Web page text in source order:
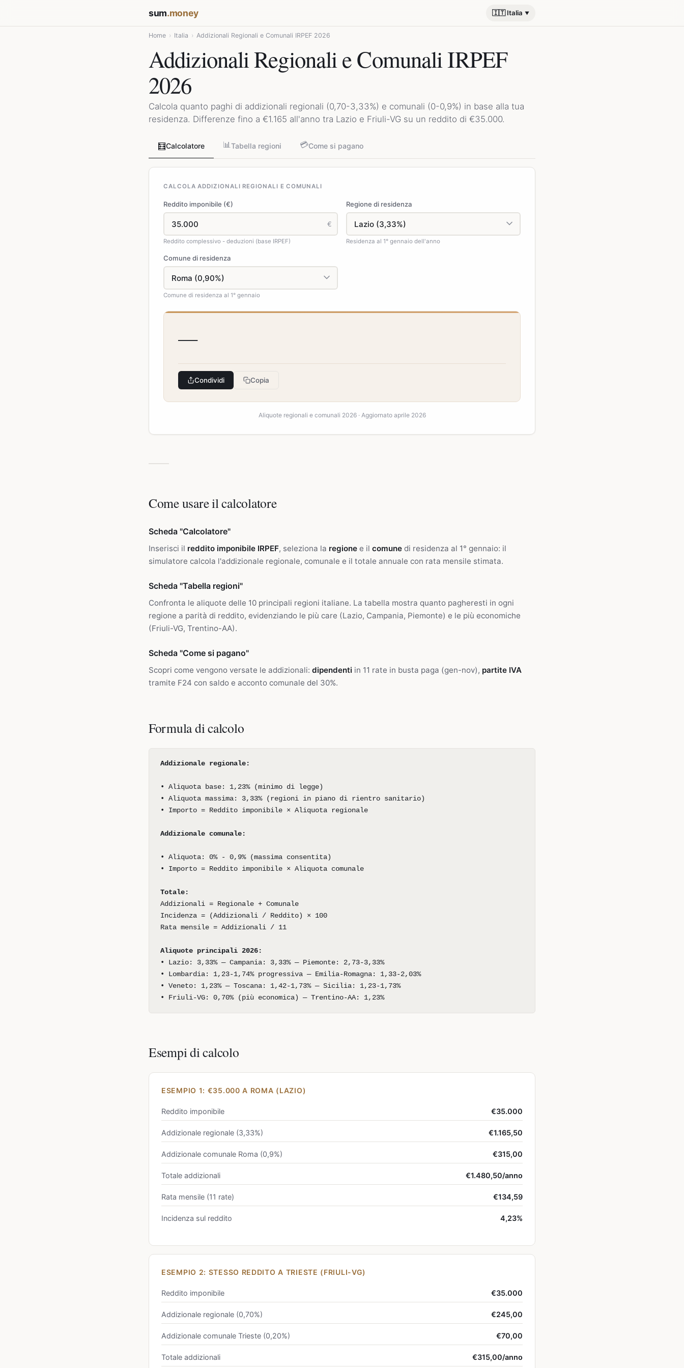
sum.money 🇮🇹 Italia
Home › Italia › Addizionali Regionali e Comunali IRPEF 2026
Addizionali Regionali e Comunali IRPEF
2026
Calcola quanto paghi di addizionali regionali (0,70-3,33%) e comunali (0-0,9%) in base alla tua
residenza. Differenze fino a €1.165 all'anno tra Lazio e Friuli-VG su un reddito di €35.000.
🧮Calcolatore 📊Tabella regioni 💳Come si pagano
CALCOLA ADDIZIONALI REGIONALI E COMUNALI
Reddito imponibile (€)
€
Reddito complessivo - deduzioni (base IRPEF)
Regione di residenza
Residenza al 1° gennaio dell'anno
Comune di residenza
Comune di residenza al 1° gennaio
—
Condividi Copia
Aliquote regionali e comunali 2026 · Aggiornato aprile 2026
Come usare il calcolatore
Scheda "Calcolatore"
Inserisci il reddito imponibile IRPEF, seleziona la regione e il comune di residenza al 1° gennaio: il
simulatore calcola l'addizionale regionale, comunale e il totale annuale con rata mensile stimata.
Scheda "Tabella regioni"
Confronta le aliquote delle 10 principali regioni italiane. La tabella mostra quanto pagheresti in ogni
regione a parità di reddito, evidenziando le più care (Lazio, Campania, Piemonte) e le più economiche
(Friuli-VG, Trentino-AA).
Scheda "Come si pagano"
Scopri come vengono versate le addizionali: dipendenti in 11 rate in busta paga (gen-nov), partite IVA
tramite F24 con saldo e acconto comunale del 30%.
Formula di calcolo
Addizionale regionale:
• Aliquota base: 1,23% (minimo di legge)
• Aliquota massima: 3,33% (regioni in piano di rientro sanitario)
• Importo = Reddito imponibile × Aliquota regionale
Addizionale comunale:
• Aliquota: 0% - 0,9% (massima consentita)
• Importo = Reddito imponibile × Aliquota comunale
Totale:
Addizionali = Regionale + Comunale
Incidenza = (Addizionali / Reddito) × 100
Rata mensile = Addizionali / 11
Aliquote principali 2026:
• Lazio: 3,33% — Campania: 3,33% — Piemonte: 2,73-3,33%
• Lombardia: 1,23-1,74% progressiva — Emilia-Romagna: 1,33-2,03%
• Veneto: 1,23% — Toscana: 1,42-1,73% — Sicilia: 1,23-1,73%
• Friuli-VG: 0,70% (più economica) — Trentino-AA: 1,23%
Esempi di calcolo
ESEMPIO 1: €35.000 A ROMA (LAZIO)
Reddito imponibile €35.000
Addizionale regionale (3,33%) €1.165,50
Addizionale comunale Roma (0,9%) €315,00
Totale addizionali €1.480,50/anno
Rata mensile (11 rate) €134,59
Incidenza sul reddito 4,23%
ESEMPIO 2: STESSO REDDITO A TRIESTE (FRIULI-VG)
Reddito imponibile €35.000
Addizionale regionale (0,70%) €245,00
Addizionale comunale Trieste (0,20%) €70,00
Totale addizionali €315,00/anno